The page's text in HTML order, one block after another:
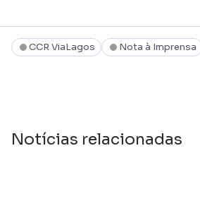
CCR ViaLagos Nota à Imprensa
Notícias relacionadas